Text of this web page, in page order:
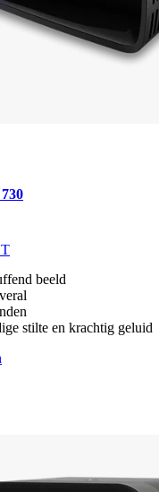
beeld
stilte en krachtig geluid